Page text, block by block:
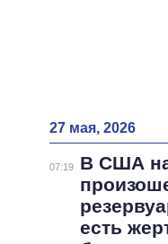
27 мая, 2026
07:19
В США
есть